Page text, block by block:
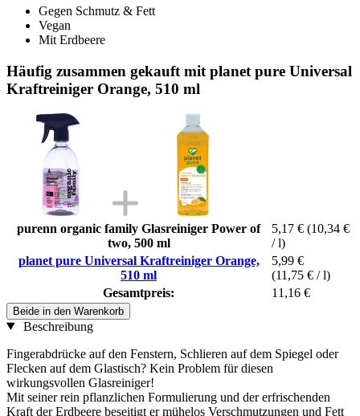
Gegen Schmutz & Fett
Vegan
Mit Erdbeere
Häufig zusammen gekauft mit planet pure Universal
Kraftreiniger Orange, 510 ml
purenn organic family Glasreiniger Power of
two, 500 ml
5,17 € (10,34 €
/ l)
planet pure Universal Kraftreiniger Orange,
510 ml
5,99 €
(11,75 € / l)
Gesamtpreis:
11,16 €
Beide in den Warenkorb
Beschreibung
Fingerabdrücke auf den Fenstern, Schlieren auf dem Spiegel oder
Flecken auf dem Glastisch? Kein Problem für diesen
wirkungsvollen Glasreiniger!
Mit seiner rein pflanzlichen Formulierung und der erfrischenden
Kraft der Erdbeere beseitigt er mühelos Verschmutzungen und Fett